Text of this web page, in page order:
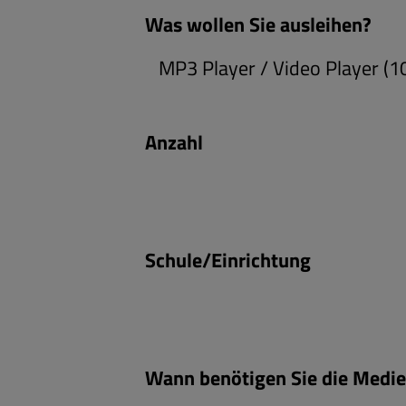
Was wollen Sie ausleihen?
Anzahl
Schule/Einrichtung
Wann benötigen Sie die